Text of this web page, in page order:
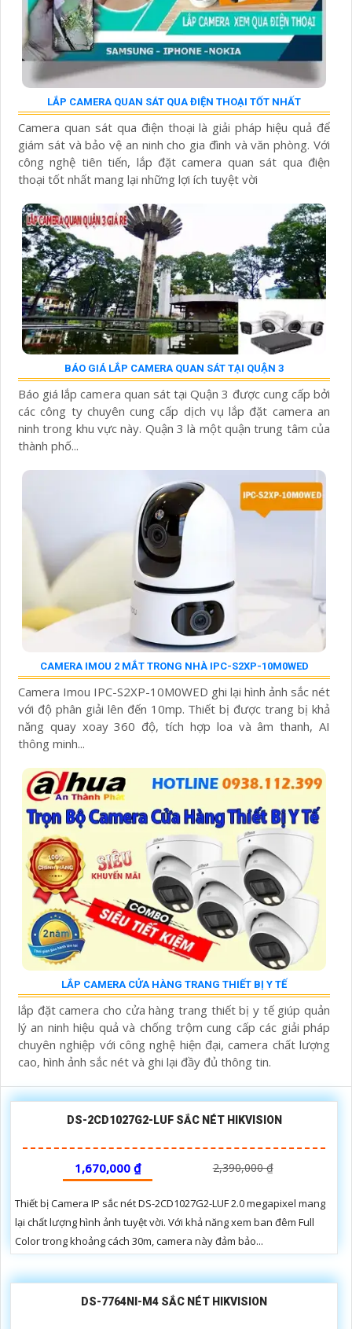
LẮP CAMERA QUAN SÁT QUA ĐIỆN THOẠI TỐT NHẤT
Camera quan sát qua điện thoại là giải pháp hiệu quả để
giám sát và bảo vệ an ninh cho gia đình và văn phòng. Với
công nghệ tiên tiến, lắp đặt camera quan sát qua điện
thoại tốt nhất mang lại những lợi ích tuyệt vời
BÁO GIÁ LẮP CAMERA QUAN SÁT TẠI QUẬN 3
Báo giá lắp camera quan sát tại Quận 3 được cung cấp bởi
các công ty chuyên cung cấp dịch vụ lắp đặt camera an
ninh trong khu vực này. Quận 3 là một quận trung tâm của
thành phố...
CAMERA IMOU 2 MẮT TRONG NHÀ IPC-S2XP-10M0WED
Camera Imou IPC-S2XP-10M0WED ghi lại hình ảnh sắc nét
với độ phân giải lên đến 10mp. Thiết bị được trang bị khả
năng quay xoay 360 độ, tích hợp loa và âm thanh, AI
thông minh...
LẮP CAMERA CỬA HÀNG TRANG THIẾT BỊ Y TẾ
lắp đặt camera cho cửa hàng trang thiết bị y tế giúp quản
lý an ninh hiệu quả và chống trộm cung cấp các giải pháp
chuyên nghiệp với công nghệ hiện đại, camera chất lượng
cao, hình ảnh sắc nét và ghi lại đầy đủ thông tin.
DS-2CD1027G2-LUF SẮC NÉT HIKVISION
1,670,000 ₫ 2,390,000 ₫
Thiết bị Camera IP sắc nét DS-2CD1027G2-LUF 2.0 megapixel mang
lại chất lượng hình ảnh tuyệt vời. Với khả năng xem ban đêm Full
Color trong khoảng cách 30m, camera này đảm bảo...
DS-7764NI-M4 SẮC NÉT HIKVISION